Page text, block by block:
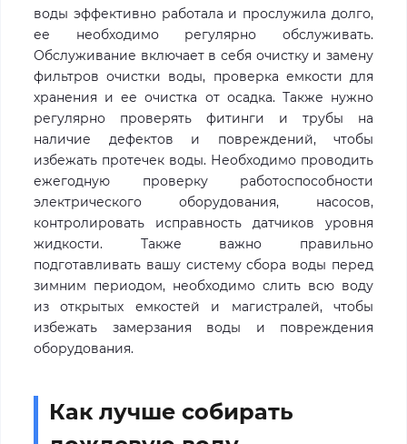
воды эффективно работала и прослужила долго,
ее необходимо регулярно обслуживать.
Обслуживание включает в себя очистку и замену
фильтров очистки воды, проверка емкости для
хранения и ее очистка от осадка. Также нужно
регулярно проверять фитинги и трубы на
наличие дефектов и повреждений, чтобы
избежать протечек воды. Необходимо проводить
ежегодную проверку работоспособности
электрического оборудования, насосов,
контролировать исправность датчиков уровня
жидкости. Также важно правильно
подготавливать вашу систему сбора воды перед
зимним периодом, необходимо слить всю воду
из открытых емкостей и магистралей, чтобы
избежать замерзания воды и повреждения
оборудования.
Как лучше собирать